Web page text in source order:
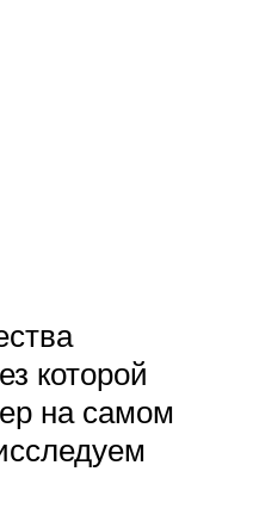
которой
на самом